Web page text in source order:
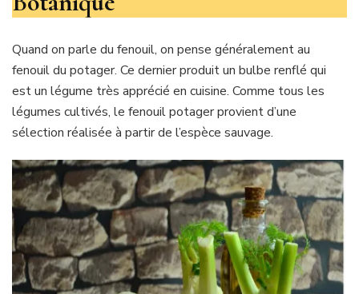
Quand on parle du fenouil, on pense généralement au
fenouil du potager. Ce dernier produit un bulbe renflé qui
est un légume très apprécié en cuisine. Comme tous les
légumes cultivés, le fenouil potager provient d’une
sélection réalisée à partir de l’espèce sauvage.